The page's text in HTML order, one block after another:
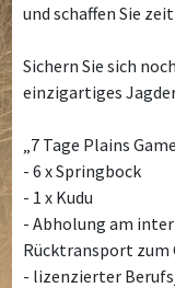
und schaffen Sie
Sichern Sie sich
einzigartiges
„7 Tage Plains
- 6 x Springbock
- 1 x Kudu
- Abholung am
Rücktransport
- lizenzierter